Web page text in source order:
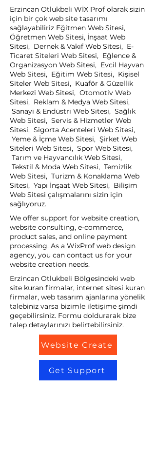
Erzincan Otlukbeli WİX Prof olarak sizin
için bir çok web site tasarımı
sağlayabiliriz Eğitmen Web Sitesi,
Öğretmen Web Sitesi, İnşaat Web
Sitesi, Dernek & Vakıf Web Sitesi, E-
Ticaret Siteleri Web Sitesi, Eğlence &
Organizasyon Web Sitesi, Evcil Hayvan
Web Sitesi, Eğitim Web Sitesi, Kişisel
Siteler Web Sitesi, Kuaför & Güzellik
Merkezi Web Sitesi, Otomotiv Web
Sitesi, Reklam & Medya Web Sitesi,
Sanayi & Endüstri Web Sitesi, Sağlık
Web Sitesi, Servis & Hizmetler Web
Sitesi, Sigorta Acenteleri Web Sitesi,
Yeme & İçme Web Sitesi, Şirket Web
Siteleri Web Sitesi, Spor Web Sitesi,
Tarım ve Hayvancılık Web Sitesi,
Tekstil & Moda Web Sitesi, Temizlik
Web Sitesi, Turizm & Konaklama Web
Sitesi, Yapı İnşaat Web Sitesi, Bilişim
Web Sitesi çalışmalarını sizin için
sağlıyoruz.
We offer support for website creation,
website consulting, e-commerce,
product sales, and online payment
processing. As a WixProf web design
agency, you can contact us for your
website creation needs.
Erzincan Otlukbeli Bölgesindeki web
site kuran firmalar, internet sitesi kuran
firmalar, web tasarım ajanlarına yönelik
talebiniz varsa bizimle iletişime şimdi
geçebilirsiniz. Formu doldurarak bize
talep detaylarınızı belirtebilirsiniz.
Website Create
Get Support